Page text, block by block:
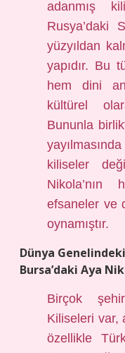
adanmış
Rusya’daki
yüzyıldan
yapıdır. Bu
hem dini
kültürel
Bununla
kiliseler
Nikola’nın
efsaneler ve
oynamıştır.
Dünya
Bursa’daki Aya
Birçok
Kiliseleri var,
özellikle